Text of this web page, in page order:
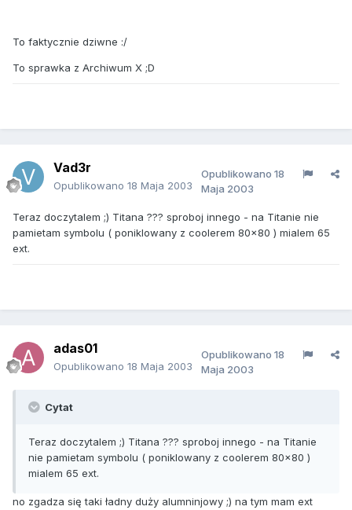
To faktycznie dziwne :/
To sprawka z Archiwum X ;D
Vad3r
Opublikowano 18 Maja 2003
Opublikowano 18
Maja 2003
Teraz doczytalem ;) Titana ??? sproboj innego - na Titanie nie
pamietam symbolu ( poniklowany z coolerem 80x80 ) mialem 65
ext.
adas01
Opublikowano 18 Maja 2003
Opublikowano 18
Maja 2003
Cytat
Teraz doczytalem ;) Titana ??? sproboj innego - na Titanie
nie pamietam symbolu ( poniklowany z coolerem 80x80 )
mialem 65 ext.
no zgadza się taki ładny duży alumninjowy ;) na tym mam ext